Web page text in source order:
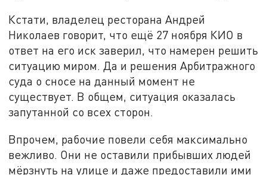
Кстати, владелец ресторана Андрей
Николаев говорит, что ещё 27 ноября КИО в
ответ на его иск заверил, что намерен решить
ситуацию миром. Да и решения Арбитражного
суда о сносе на данный момент не
существует. В общем, ситуация оказалась
запутанной со всех сторон.
Впрочем, рабочие повели себя максимально
вежливо. Они не оставили прибывших людей
мёрзнуть на улице и даже предоставили ими